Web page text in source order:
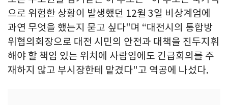
으로 위험한 상황이 발생했던 12월 3일 비상계엄에
과연 무엇을 했는지 묻고 싶다"며 “대전시의 통합방
위협의회장으로 대전 시민의 안전과 대책을 진두지휘
해야 할 책임 있는 위치에 사람임에도 긴급회의를 주
재하지 않고 부시장한테 맡겼다"고 역공에 나섰다.